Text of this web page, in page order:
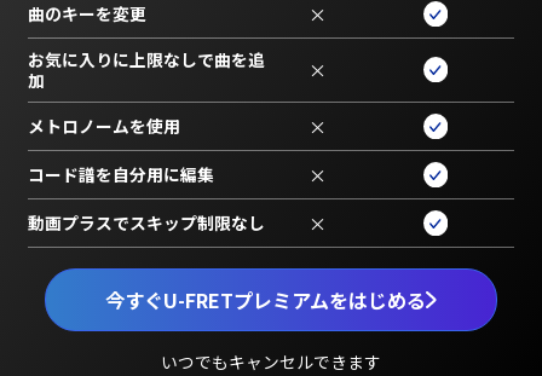
今すぐU-FRETプレミアムをはじめる
いつでもキャンセルできます
曲のキーを変更 ×
お気に入りに上限なしで曲を追
加
×
メトロノームを使用 ×
コード譜を自分用に編集 ×
動画プラスでスキップ制限なし ×